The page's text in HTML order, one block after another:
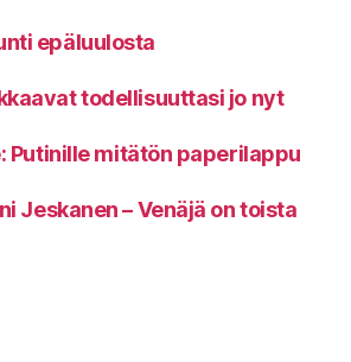
epäluulosta
todellisuuttasi jo nyt
Putinille mitätön paperilappu
Jeskanen – Venäjä on toista